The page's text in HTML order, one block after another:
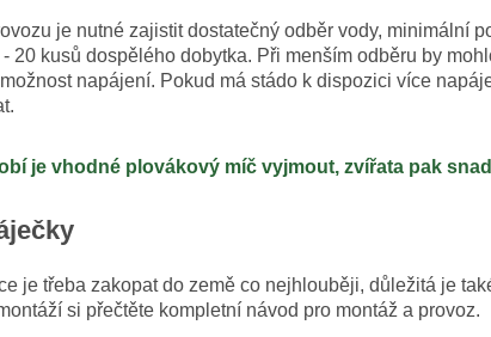
je nutné zajistit dostatečný odběr vody, minimální
20 kusů dospělého dobytka. Při menším odběru by
napájení. Pokud má stádo k dispozici více
je vhodné plovákový míč vyjmout, zvířata pak
je třeba zakopat do země co nejhlouběji, důležitá je
si přečtěte kompletní návod pro montáž a provoz.